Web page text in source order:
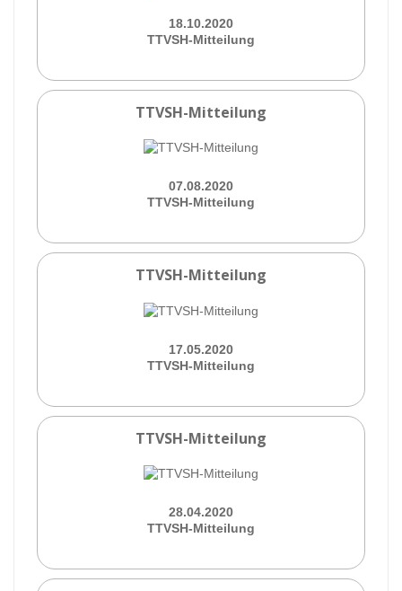
18.10.2020
TTVSH-Mitteilung
TTVSH-Mitteilung
07.08.2020
TTVSH-Mitteilung
TTVSH-Mitteilung
17.05.2020
TTVSH-Mitteilung
TTVSH-Mitteilung
28.04.2020
TTVSH-Mitteilung